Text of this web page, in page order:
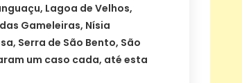
Lagoa de Velhos,
Gameleiras, Nísia
Serra de São Bento, São
um caso cada, até esta